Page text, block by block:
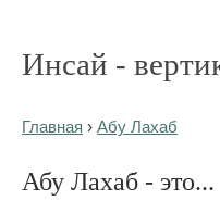
Инсай -
Главная › Абу Лахаб
Абу Лахаб - это...